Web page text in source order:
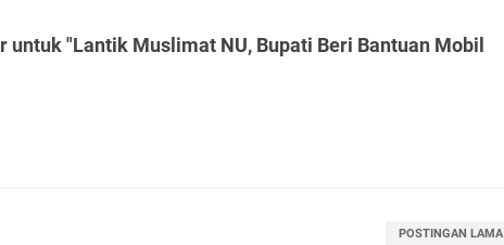
untuk "Lantik Muslimat NU, Bupati Beri Bantuan Mobil
POSTINGAN LAMA